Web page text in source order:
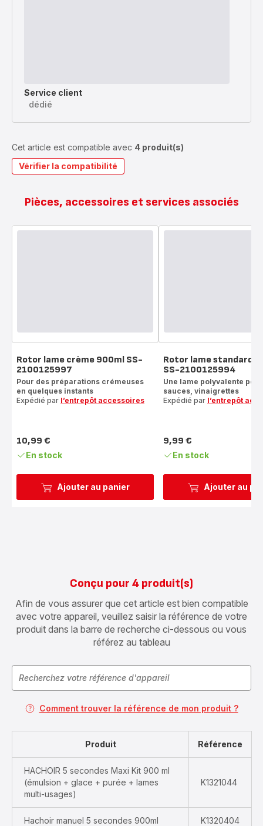
Service client
dédié
Cet article est compatible avec 4 produit(s)
Vérifier la compatibilité
Pièces, accessoires et services associés
Ajouter au panier
Rotor lame crème 900ml SS-
2100125997
Pour des préparations crémeuses
en quelques instants
Expédié par l’entrepôt accessoires
Prix
10,99 €
En stock
Ajouter au
Rotor lame standard
SS-2100125994
Une lame polyvalente
sauces, vinaigrettes
Expédié par l’entrepôt
Prix
9,99 €
En stock
Conçu pour 4 produit(s)
Afin de vous assurer que cet article est bien compatible
avec votre appareil, veuillez saisir la référence de votre
produit dans la barre de recherche ci-dessous ou vous
référez au tableau
Comment trouver la référence de mon produit ?
Produit Référence
HACHOIR 5 secondes Maxi Kit 900 ml
(émulsion + glace + purée + lames
multi-usages)
K1321044
Hachoir manuel 5 secondes 900ml K1320404